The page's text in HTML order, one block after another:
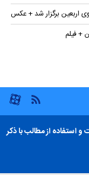
اربعین برگزار شد + عکس
+ فیلم
استفاده از مطالب با ذکر